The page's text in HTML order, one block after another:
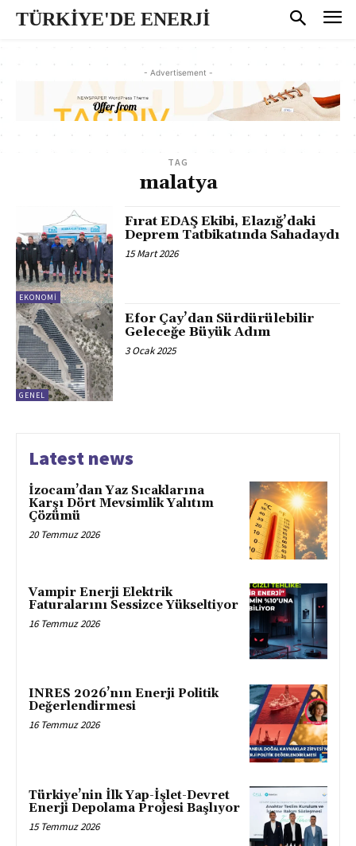
TÜRKİYE'DE ENERJİ
- Advertisement -
TAG
malatya
EKONOMI
Fırat EDAŞ Ekibi, Elazığ’daki
Deprem Tatbikatında Sahadaydı
15 Mart 2026
GENEL
Efor Çay’dan Sürdürülebilir
Geleceğe Büyük Adım
3 Ocak 2025
Latest news
İzocam’dan Yaz Sıcaklarına
Karşı Dört Mevsimlik Yalıtım
Çözümü
20 Temmuz 2026
Vampir Enerji Elektrik
Faturalarını Sessizce Yükseltiyor
16 Temmuz 2026
INRES 2026’nın Enerji Politik
Değerlendirmesi
16 Temmuz 2026
Türkiye’nin İlk Yap-İşlet-Devret
Enerji Depolama Projesi Başlıyor
15 Temmuz 2026